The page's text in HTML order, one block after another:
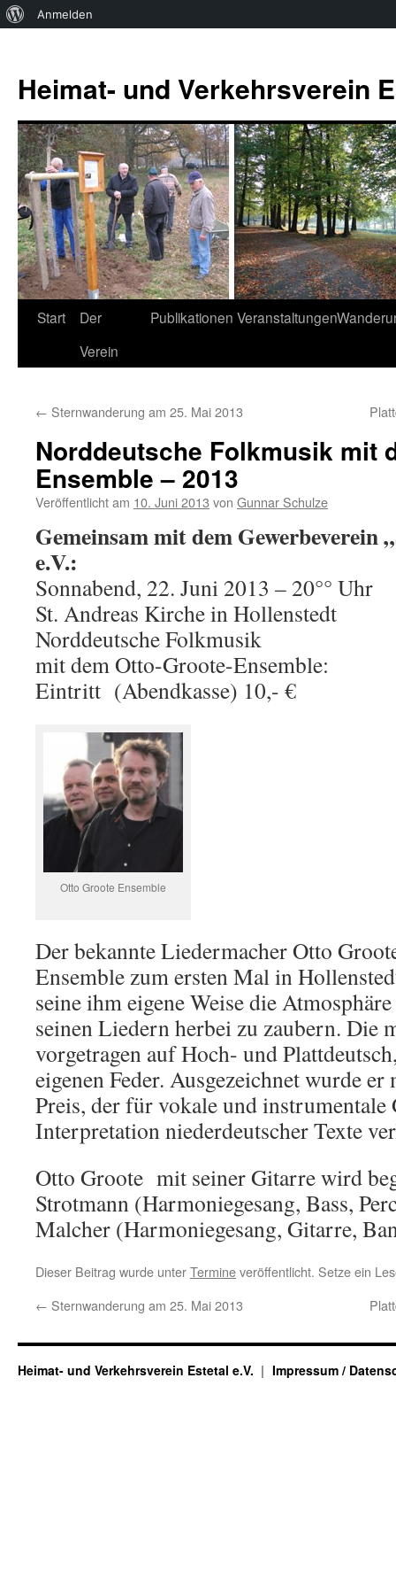
Über
Anmelden
springen
Heimat- und Verkehrsverein
Start
Der
Verein
Publikationen Veranstaltungen
← Sternwanderung am 25. Mai 2013
Norddeutsche Folkmusik mit
Ensemble – 2013
Veröffentlicht am 10. Juni 2013 von Gunnar Schulze
Gemeinsam mit dem Gewerbeverein
e.V.:
Sonnabend, 22. Juni 2013 – 20°° Uhr
St. Andreas Kirche in Hollenstedt
Norddeutsche Folkmusik
mit dem Otto-Groote-Ensemble:
Eintritt (Abendkasse) 10,- €
Otto Groote Ensemble
Der bekannte Liedermacher Otto
Ensemble zum ersten Mal in
seine ihm eigene Weise die
seinen Liedern herbei zu zaubern. Die
vorgetragen auf Hoch- und
eigenen Feder. Ausgezeichnet wurde
Preis, der für vokale und instrumentale
Interpretation niederdeutscher Texte
Otto Groote mit seiner Gitarre wird
Strotmann (Harmoniegesang, Bass,
Malcher (Harmoniegesang, Gitarre,
Dieser Beitrag wurde unterTermineveröffentlicht. Setze ein
← Sternwanderung am 25. Mai 2013
Heimat- und Verkehrsverein Estetal e.V. Impressum /